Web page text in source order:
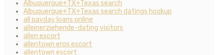
Albuquerque+TX+Texas search
Albuquerque+TX+Texas search datings hookup
all payday loans online
alleinerziehende-dating visitors
allen escort
allentown eros escort
allentown escort